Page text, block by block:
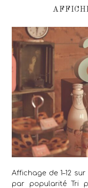
Affichage de 1–12
par popularité Tri